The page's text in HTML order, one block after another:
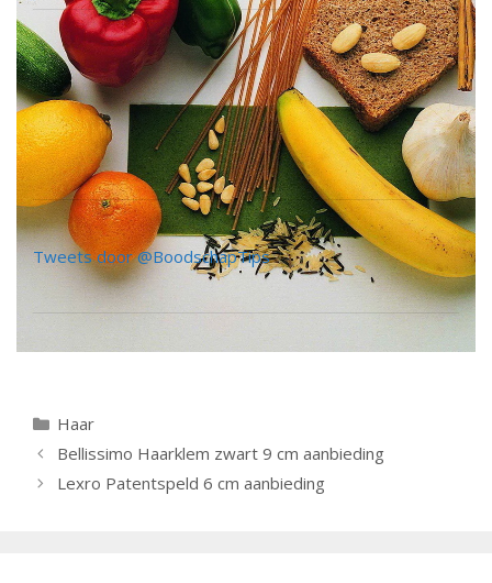
Tweets door @BoodschapTips
Categorieën
Haar
Berichtnavigatie
Bellissimo Haarklem zwart 9 cm aanbieding
Lexro Patentspeld 6 cm aanbieding